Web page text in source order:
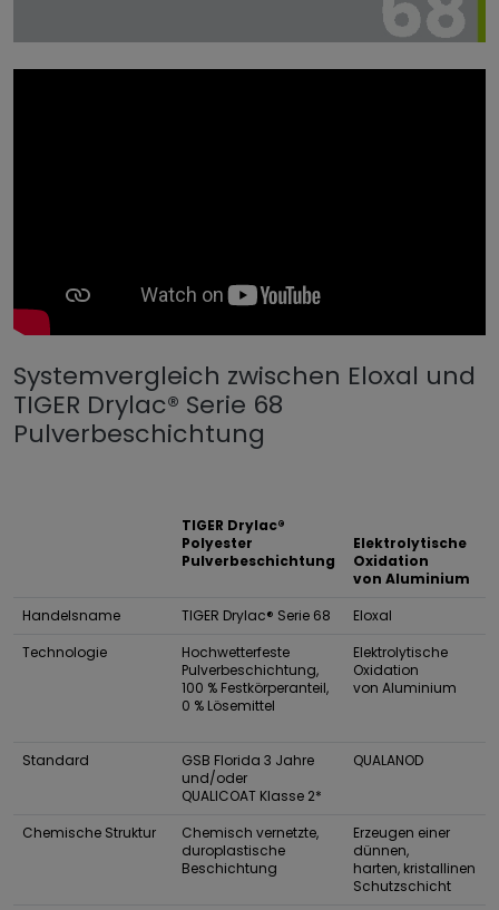
Systemvergleich zwischen Eloxal und
TIGER Drylac® Serie 68
Pulverbeschichtung
TIGER Drylac®
Polyester
Pulverbeschichtung
Elektrolytische
Oxidation
von Aluminium
Handelsname
TIGER Drylac® Serie 68
Eloxal
Technologie
Hochwetterfeste
Pulverbeschichtung,
100 % Festkörperanteil,
0 % Lösemittel
Elektrolytische
Oxidation
von Aluminium
Standard
GSB Florida 3 Jahre
und/oder
QUALICOAT Klasse 2*
QUALANOD
Chemische Struktur
Chemisch vernetzte,
duroplastische
Beschichtung
Erzeugen einer
dünnen,
harten, kristallinen
Schutzschicht